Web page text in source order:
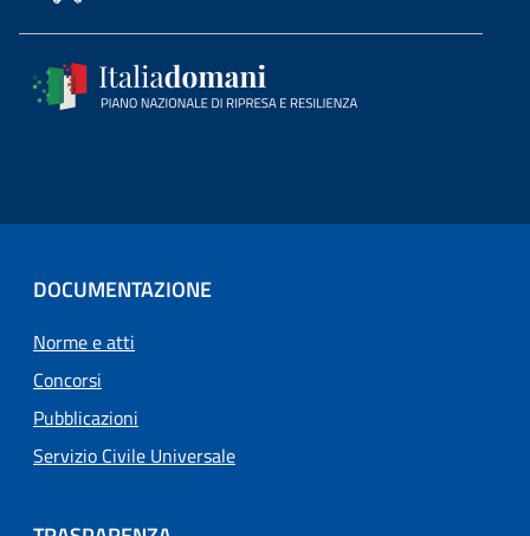
DOCUMENTAZIONE
Norme e atti
Concorsi
Pubblicazioni
Servizio Civile Universale